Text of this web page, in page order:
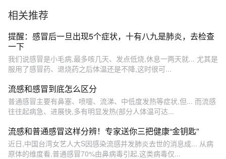
躺着不想动；风热会偏兴奋
着。 第三：口干口渴、呼热
气 风寒一般不会出现口干口
渴；风热不但会出现口干口
渴，而且口和鼻子里呼出的
气也是热的，可能还会出现#
嗓子疼痛 等症状。 这些情况
可以作为分辨风寒和风热的
依据，如果身体不适，一定
要及时去正规医院就诊，谨
遵医嘱。#医学科普 @抖音短
视频
相关推荐
提醒：感冒后一旦出现5个症状，十有八九是肺炎，去检查
一下
我们说感冒是小毛病,最多咳几天、发点低烧,休息一两天就... 尤其是
服用了感冒药、退烧药之后体温还是不降,这时很可...
流感和感冒到底怎么区分
普通感冒主要有鼻塞、喷嚏、流涕、中低度发热等症状,但... 而流感
往往起病急、进展快,多有明显发热(部分人体温可达...
流感和普通感冒这样分辨！专家送你三把健康“金钥匙”
近日,中国台湾女艺人大S因感染流感并发肺炎去世的消息成... 从病
原体的维度看,普通感冒70%由鼻病毒引起,这类病毒仅...